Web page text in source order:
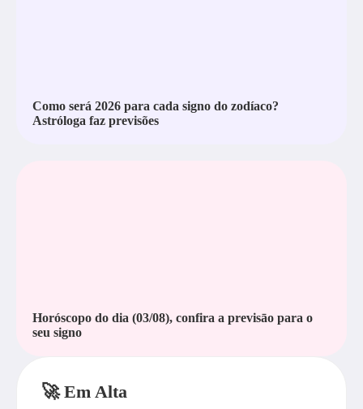
Como será 2026 para cada signo do zodíaco?
Astróloga faz previsões
Horóscopo do dia (03/08), confira a previsāo para o
seu signo
🚀 Em Alta